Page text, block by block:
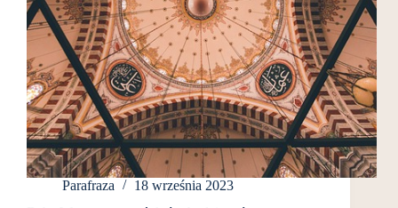
Parafraza
18 września 2023